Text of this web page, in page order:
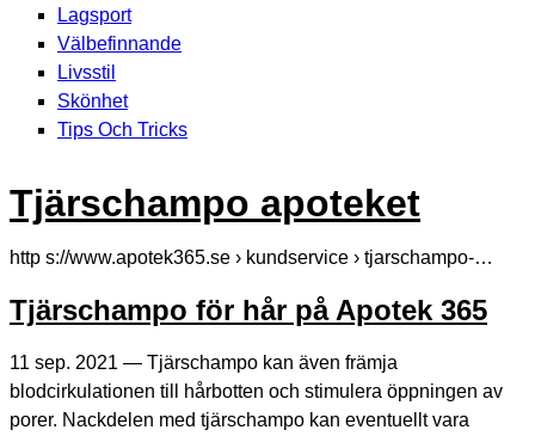
Lagsport
Välbefinnande
Livsstil
Skönhet
Tips Och Tricks
Tjärschampo apoteket
http s://www.apotek365.se › kundservice › tjarschampo-…
Tjärschampo för hår på Apotek 365
11 sep. 2021 — Tjärschampo kan även främja
blodcirkulationen till hårbotten och stimulera öppningen av
porer. Nackdelen med tjärschampo kan eventuellt vara